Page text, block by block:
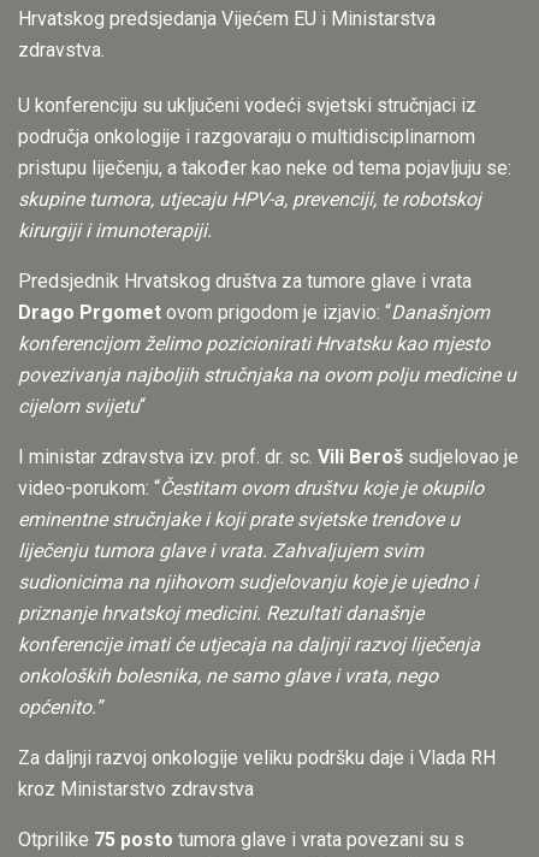
Hrvatskog predsjedanja Vijećem EU i Ministarstva
zdravstva.
U konferenciju su uključeni vodeći svjetski stručnjaci iz
područja onkologije i razgovaraju o multidisciplinarnom
pristupu liječenju, a također kao neke od tema pojavljuju se:
skupine tumora, utjecaju HPV-a, prevenciji, te robotskoj
kirurgiji i imunoterapiji.
Predsjednik Hrvatskog društva za tumore glave i vrata
Drago Prgomet ovom prigodom je izjavio: “Današnjom
konferencijom želimo pozicionirati Hrvatsku kao mjesto
povezivanja najboljih stručnjaka na ovom polju medicine u
cijelom svijetu“
I ministar zdravstva izv. prof. dr. sc. Vili Beroš sudjelovao je
video-porukom: “Čestitam ovom društvu koje je okupilo
eminentne stručnjake i koji prate svjetske trendove u
liječenju tumora glave i vrata. Zahvaljujem svim
sudionicima na njihovom sudjelovanju koje je ujedno i
priznanje hrvatskoj medicini. Rezultati današnje
konferencije imati će utjecaja na daljnji razvoj liječenja
onkoloških bolesnika, ne samo glave i vrata, nego
općenito.”
Za daljnji razvoj onkologije veliku podršku daje i Vlada RH
kroz Ministarstvo zdravstva
Otprilike 75 posto tumora glave i vrata povezani su s